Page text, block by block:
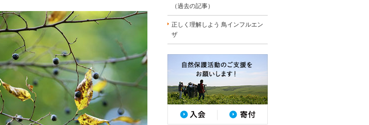
（過去の記事）
正しく理解しよう 鳥インフルエン
ザ